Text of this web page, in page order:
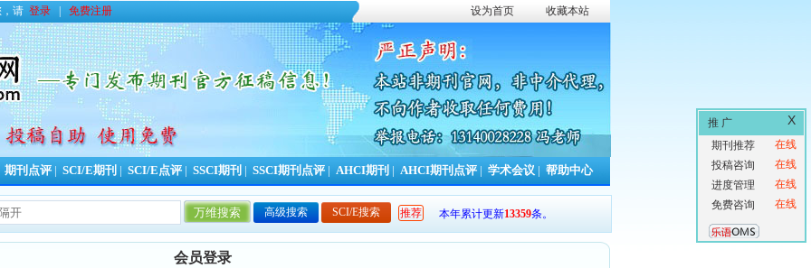
请 登录 免费注册 设为首页 收藏本站
期刊点评 SCI/E期刊 SCI/E点评 SSCI期刊 SSCI期刊点评 AHCI期刊 AHCI期刊点评 学术会议 帮助中心
高级搜索 SCI/E搜索 推荐
今日更新期刊信息0条，本周累计更新 597条，本年累计更新13359条。
会员登录
X
推 广
在线
期刊推荐
在线
投稿咨询
在线
进度管理
在线
免费咨询